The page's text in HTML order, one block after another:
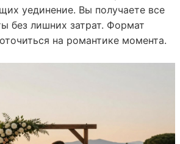
уединение. Вы получаете все
без лишних затрат. Формат
на романтике момента.